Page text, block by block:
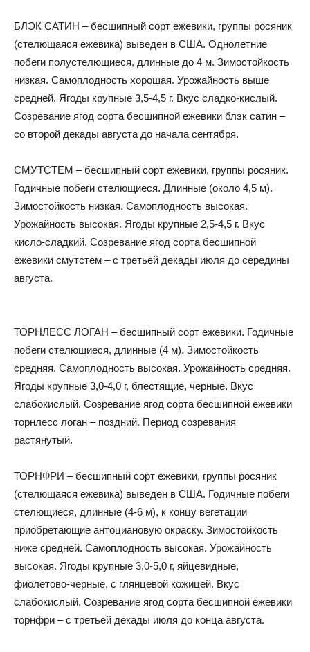
БЛЭК САТИН – бесшипный сорт ежевики, группы росяник
(стелющаяся ежевика) выведен в США. Однолетние
побеги полустелющиеся, длинные до 4 м. Зимостойкость
низкая. Самоплодность хорошая. Урожайность выше
средней. Ягоды крупные 3,5-4,5 г. Вкус сладко-кислый.
Созревание ягод сорта бесшипной ежевики блэк сатин –
со второй декады августа до начала сентября.
СМУТСТЕМ – бесшипный сорт ежевики, группы росяник.
Годичные побеги стелющиеся. Длинные (около 4,5 м).
Зимостойкость низкая. Самоплодность высокая.
Урожайность высокая. Ягоды крупные 2,5-4,5 г. Вкус
кисло-сладкий. Созревание ягод сорта бесшипной
ежевики смутстем – с третьей декады июля до середины
августа.
ТОРНЛЕСС ЛОГАН – бесшипный сорт ежевики. Годичные
побеги стелющиеся, длинные (4 м). Зимостойкость
средняя. Самоплодность высокая. Урожайность средняя.
Ягоды крупные 3,0-4,0 г, блестящие, черные. Вкус
слабокислый. Созревание ягод сорта бесшипной ежевики
торнлесс логан – поздний. Период созревания
растянутый.
ТОРНФРИ – бесшипный сорт ежевики, группы росяник
(стелющаяся ежевика) выведен в США. Годичные побеги
стелющиеся, длинные (4-6 м), к концу вегетации
приобретающие антоциановую окраску. Зимостойкость
ниже средней. Самоплодность высокая. Урожайность
высокая. Ягоды крупные 3,0-5,0 г, яйцевидные,
фиолетово-черные, с глянцевой кожицей. Вкус
слабокислый. Созревание ягод сорта бесшипной ежевики
торнфри – с третьей декады июля до конца августа.